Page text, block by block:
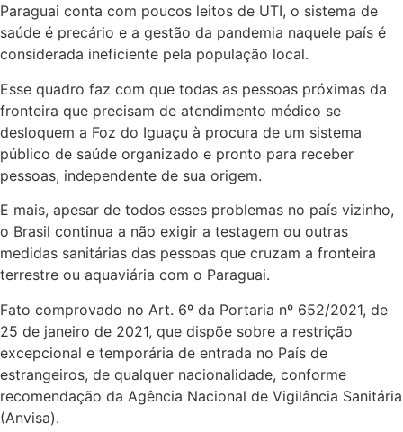
Paraguai conta com poucos leitos de UTI, o sistema de
saúde é precário e a gestão da pandemia naquele país é
considerada ineficiente pela população local.
Esse quadro faz com que todas as pessoas próximas da
fronteira que precisam de atendimento médico se
desloquem a Foz do Iguaçu à procura de um sistema
público de saúde organizado e pronto para receber
pessoas, independente de sua origem.
E mais, apesar de todos esses problemas no país vizinho,
o Brasil continua a não exigir a testagem ou outras
medidas sanitárias das pessoas que cruzam a fronteira
terrestre ou aquaviária com o Paraguai.
Fato comprovado no Art. 6º da Portaria nº 652/2021, de
25 de janeiro de 2021, que dispõe sobre a restrição
excepcional e temporária de entrada no País de
estrangeiros, de qualquer nacionalidade, conforme
recomendação da Agência Nacional de Vigilância Sanitária
(Anvisa).